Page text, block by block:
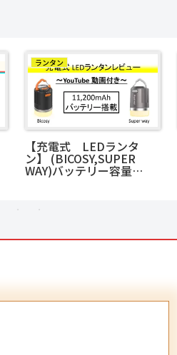
ランタン
【充電式 LEDランタ
ン】 (BICOSY,SUPER
WAY)バッテリー容量
11,200mAh <明るくてコ